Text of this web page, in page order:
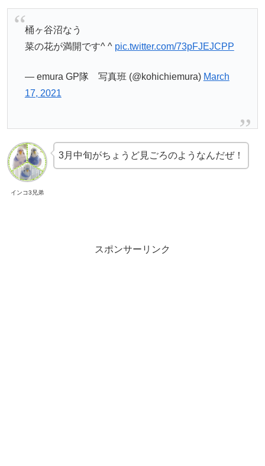
桶ヶ谷沼なう
菜の花が満開です^ ^ pic.twitter.com/73pFJEJCPP
— emura GP隊 写真班 (@kohichiemura) March
17, 2021
インコ3兄弟
3月中旬がちょうど見ごろのようなんだぜ！
スポンサーリンク